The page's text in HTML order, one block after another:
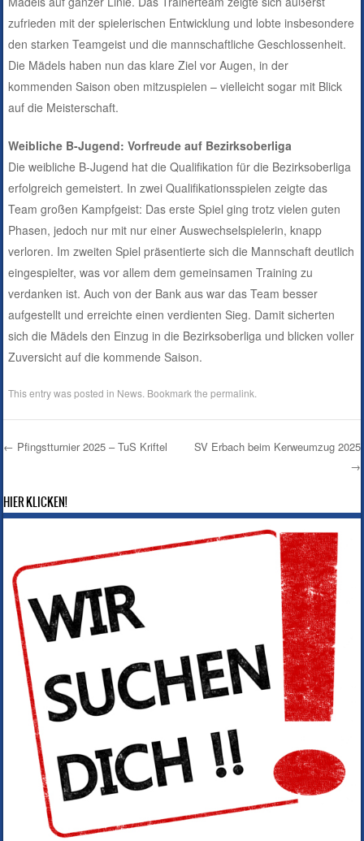
zufrieden mit der spielerischen Entwicklung und lobte insbesondere
den starken Teamgeist und die mannschaftliche Geschlossenheit.
Die Mädels haben nun das klare Ziel vor Augen, in der
kommenden Saison oben mitzuspielen – vielleicht sogar mit Blick
auf die Meisterschaft.
Weibliche B-Jugend: Vorfreude auf Bezirksoberliga
Die weibliche B-Jugend hat die Qualifikation für die Bezirksoberliga
erfolgreich gemeistert. In zwei Qualifikationsspielen zeigte das
Team großen Kampfgeist: Das erste Spiel ging trotz vielen guten
Phasen, jedoch nur mit nur einer Auswechselspielerin, knapp
verloren. Im zweiten Spiel präsentierte sich die Mannschaft deutlich
eingespielter, was vor allem dem gemeinsamen Training zu
verdanken ist. Auch von der Bank aus war das Team besser
aufgestellt und erreichte einen verdienten Sieg. Damit sicherten
sich die Mädels den Einzug in die Bezirksoberliga und blicken voller
Zuversicht auf die kommende Saison.
This entry was posted in News . Bookmark thepermalink
← Pfingstturnier 2025 – TuS Kriftel
SV Erbach beim Kerweumzug 2025
→
HIER KLICKEN!